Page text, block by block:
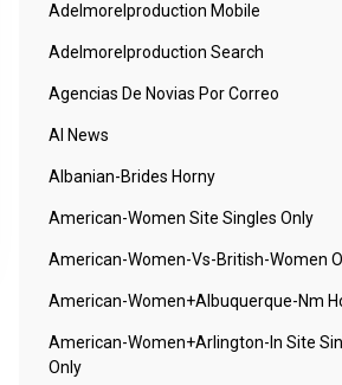
Adelmorelproduction Mobile
Adelmorelproduction Search
Agencias De Novias Por Correo
AI News
Albanian-Brides Horny
American-Women Site Singles Only
American-Women-Vs-British-Women
American-Women+albuquerque-Nm
American-Women+arlington-In Site
Only